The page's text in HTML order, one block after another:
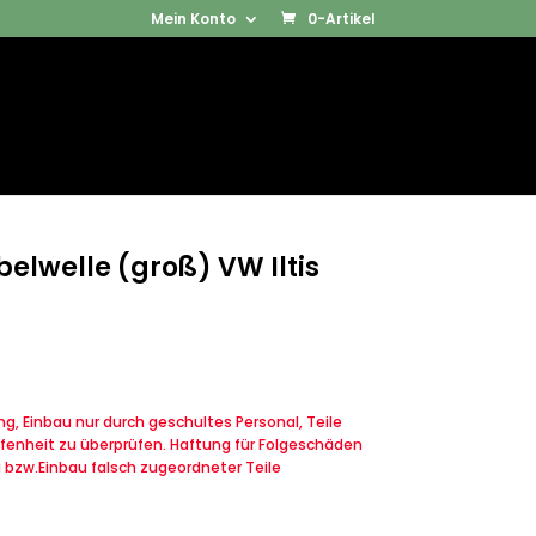
Mein Konto 0-Artikel
Products
(groß) VW Iltis
Einbau nur durch geschultes Personal, Teile
zu überprüfen. Haftung für Folgeschäden
falsch zugeordneter Teile